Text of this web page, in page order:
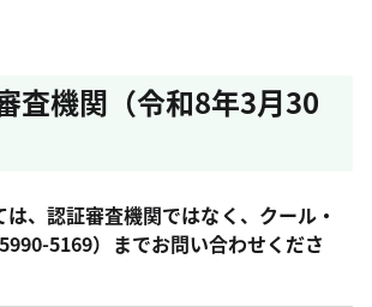
査機関（令和8年3月30
、認証審査機関ではなく、クール・
5169）までお問い合わせくださ